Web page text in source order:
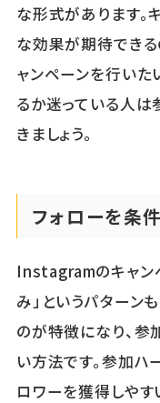
な形式があります。
な効果が期待できる
ャンペーンを行いた
るか迷っている人は
きましょう。
フォローを条
Instagramのキャン
み」というパターン
のが特徴になり、
い方法です。参加ハ
ロワーを獲得しやす